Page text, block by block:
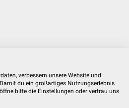
verbessern unsere Website und
du ein großartiges Nutzungserlebnis
bitte die Einstellungen oder vertrau uns